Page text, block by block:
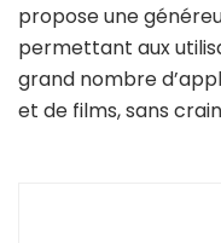
propose une
permettant aux
grand nombre
et de films, sans